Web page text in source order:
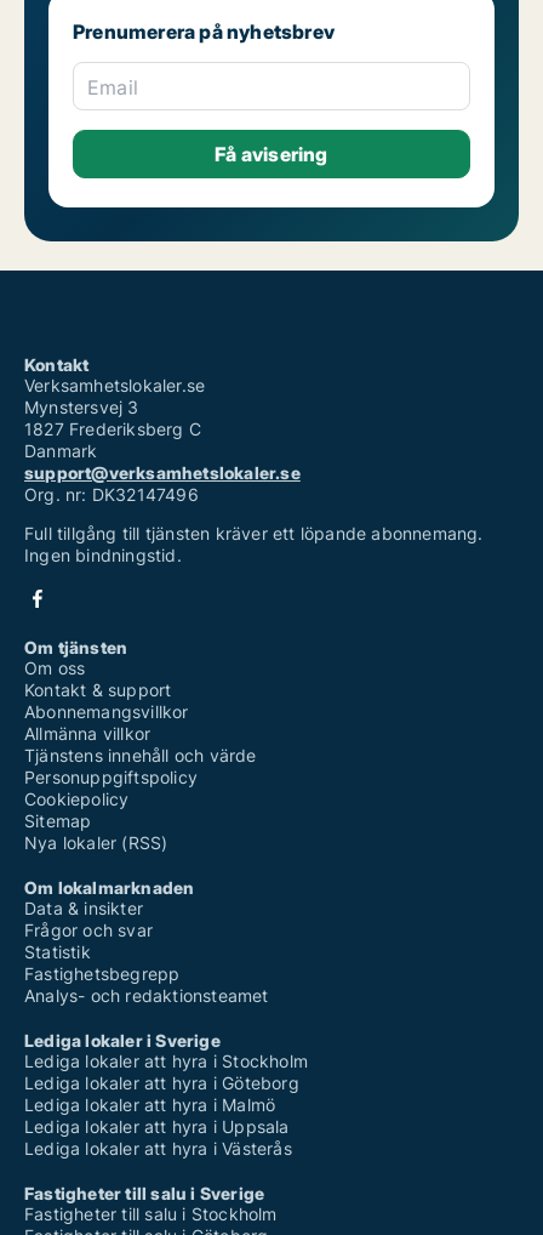
Prenumerera på nyhetsbrev
Email
Kontakt
Verksamhetslokaler.se
Mynstersvej 3
1827 Frederiksberg C
Danmark
support@verksamhetslokaler.se
Org. nr: DK32147496
Full tillgång till tjänsten kräver ett löpande abonnemang.
Ingen bindningstid.
Om tjänsten
Om oss
Kontakt & support
Abonnemangsvillkor
Allmänna villkor
Tjänstens innehåll och värde
Personuppgiftspolicy
Cookiepolicy
Sitemap
Nya lokaler (RSS)
Om lokalmarknaden
Data & insikter
Frågor och svar
Statistik
Fastighetsbegrepp
Analys- och redaktionsteamet
Lediga lokaler i Sverige
Lediga lokaler att hyra i Stockholm
Lediga lokaler att hyra i Göteborg
Lediga lokaler att hyra i Malmö
Lediga lokaler att hyra i Uppsala
Lediga lokaler att hyra i Västerås
Fastigheter till salu i Sverige
Fastigheter till salu i Stockholm